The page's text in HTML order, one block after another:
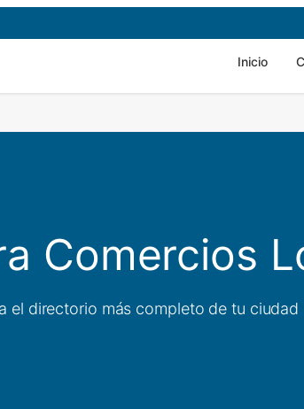
Inicio
Comercios
el directorio más completo de tu ciudad